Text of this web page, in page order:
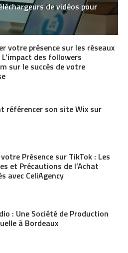
de vidéos pour
votre présence sur les réseaux
L’impact des followers
sur le succès de votre
référencer son site Wix sur
Présence sur TikTok : Les
et Précautions de l’Achat
avec CeliAgency
: Une Société de Production
à Bordeaux